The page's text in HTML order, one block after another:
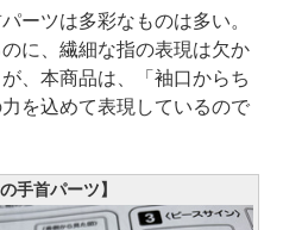
ーツは多彩なものは多い。
に、繊細な指の表現は欠か
、本商品は、「袖口からち
を込めて表現しているので
手首パーツ】